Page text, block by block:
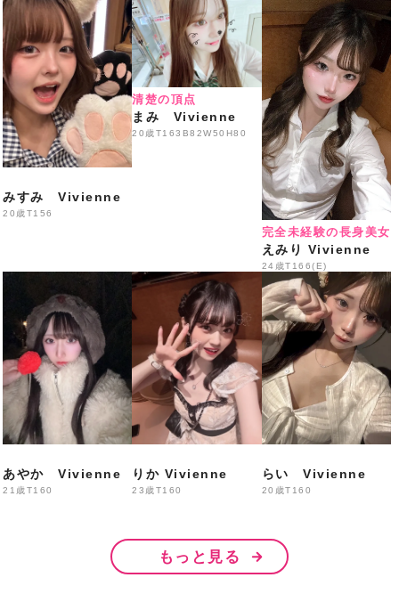
50分 3,300円
生ビール・ハイボール・各種サワー・焼酎・ウイスキ
ー・ 各種ソフトドリンク飲み放題
※ご来店の際はスタッフへLINE画面をご提示ください
━━━━━━━━━━━━━━━
️本日の出勤情報 ️
18:00〜
Eはな・
あまの・えなこ
まりん
いくみ・ゆめあ・みう・り
の
19:00〜
なぎ・あいな・かなん
ちさき・みに・りかこ
えりか・はる・みみ
みすみ Vivienne
20歳T156
清楚の頂点
まみ Vivienne
20歳T163B82W50H80
完全未経験の長身美女
えみり Vivienne
24歳T166(E)
あやか Vivienne
21歳T160
りか Vivienne
23歳T160
らい Vivienne
20歳T160
もっと見る